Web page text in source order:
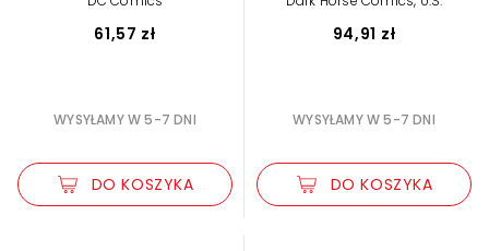
61,57 zł
WYSYŁAMY W 5-7 DNI
DO KOSZYKA
94,91 zł
WYSYŁAMY W 5-7 DNI
DO KOSZYKA